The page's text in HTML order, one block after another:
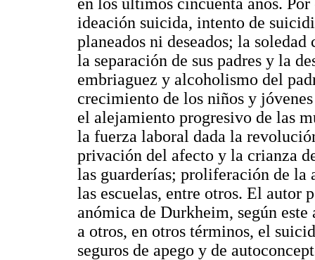
ideación suicida, intento de
planeados ni deseados; la
la separación de sus padres y la
embriaguez y alcoholismo del
crecimiento de los niños y
el alejamiento progresivo de las
la fuerza laboral dada la
privación del afecto y la crianza
las guarderías; proliferación de
las escuelas, entre otros. El autor
anómica de Durkheim, según
a otros, en otros términos, el
seguros de apego y de